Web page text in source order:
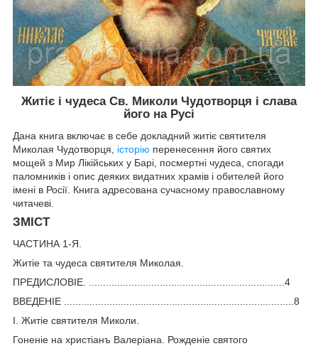
Житіє і чудеса Св. Миколи Чудотворця і слава
його на Русі
Дана книга включає в себе докладний житіє святителя
Миколая Чудотворця, історію перенесення його святих
мощей з Мир Лікійських у Барі, посмертні чудеса, спогади
паломників і опис деяких видатних храмів і обителей його
імені в Росії. Книга адресована сучасному православному
читачеві.
ЗМІСТ
ЧАСТИНА 1-Я.
Житіе та чудеса святителя Миколая.
ПРЕДИСЛОВІЕ. .....................................................................4
ВВЕДЕНІЕ .................................................................................8
І. Житіе святителя Миколи.
Гоненіе на христіанъ Валеріана. Рожденіе святого